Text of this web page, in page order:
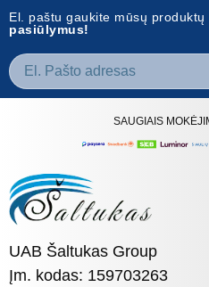
El. paštu gaukite mūsų
pasiūlymus!
SAUGIAIS
UAB Šaltukas Group
Įm. kodas: 159703263